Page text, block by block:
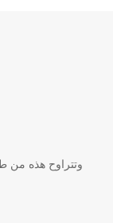
وتتراوح هذه من